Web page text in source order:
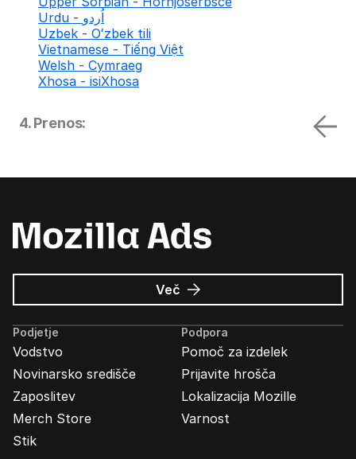
Urdu - اُردو
Uzbek - Oʻzbek tili
Vietnamese - Tiếng Việt
Welsh - Cymraeg
Xhosa - isiXhosa
4. Prenos:
Več o
Oglasi
Mozilla
Podjetje
Vodstvo
Novinarsko središče
Zaposlitev
Merch Store
Stik
Podpora
Pomoč za izdelek
Prijavite hrošča
Lokalizacija Mozille
Varnost